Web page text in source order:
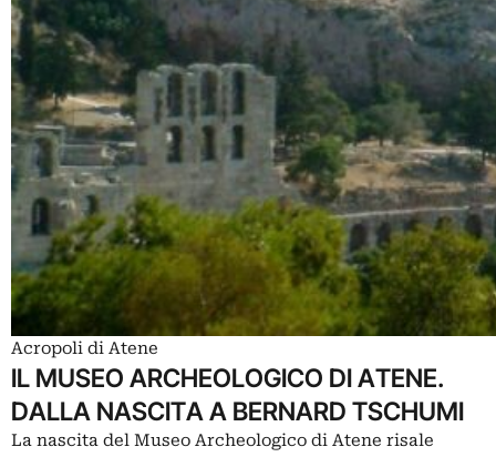
Acropoli di Atene
IL MUSEO ARCHEOLOGICO DI ATENE.
DALLA NASCITA A BERNARD TSCHUMI
La nascita del Museo Archeologico di Atene risale